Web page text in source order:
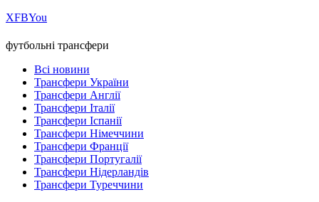
ХFBYou
футбольні трансфери
Всі новини
Трансфери України
Трансфери Англії
Трансфери Італії
Трансфери Іспанії
Трансфери Німеччини
Трансфери Франції
Трансфери Португалії
Трансфери Нідерландів
Трансфери Туреччини